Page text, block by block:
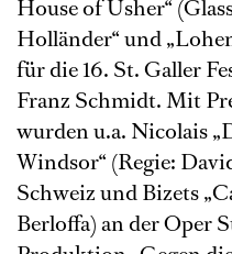
House of Usher“
Holländer“ und
für die 16. St. Galler
Franz Schmidt. Mit
wurden u.a. Nicolais
Windsor“ (Regie:
Schweiz und Bizets
Berloffa) an der Oper